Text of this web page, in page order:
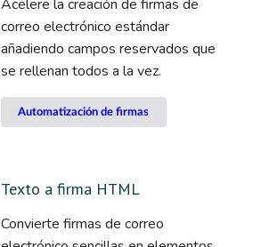
Acelere la creación de firmas de
correo electrónico estándar
añadiendo campos reservados que
se rellenan todos a la vez.
Automatización de firmas
Texto a firma HTML
Convierte firmas de correo